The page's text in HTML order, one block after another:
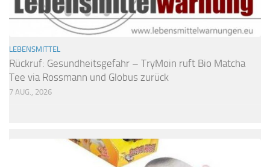
LEBENSMITTEL
Rückruf: Gesundheitsgefahr – TryMoin ruft Bio Matcha
Tee via Rossmann und Globus zurück
7 AUG., 2026